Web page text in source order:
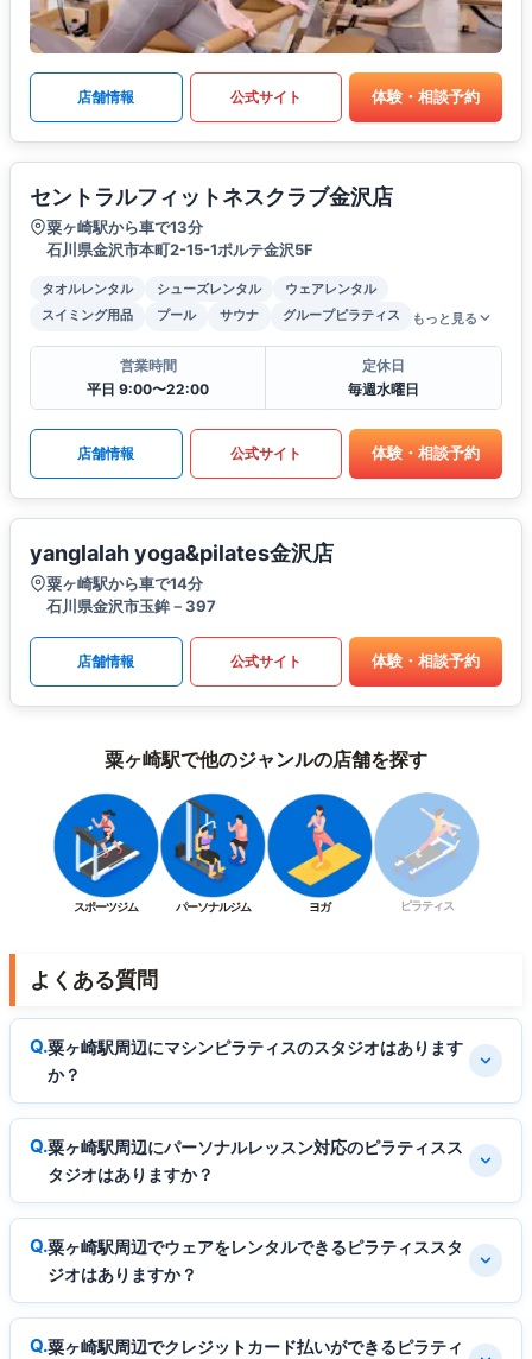
店舗情報 公式サイト 体験・相談予約
セントラルフィットネスクラブ金沢店
粟ヶ崎駅から車で13分
石川県金沢市本町2-15-1ポルテ金沢5F
タオルレンタル シューズレンタル
ウェアレンタル
スイミング用品
プール サウナ グループピラティス もっと見る
営業時間
平日 9:00〜22:00
定休日
毎週水曜日
店舗情報 公式サイト 体験・相談予約
yanglalah yoga&pilates金沢店
粟ヶ崎駅から車で14分
石川県金沢市玉鉾－397
店舗情報 公式サイト 体験・相談予約
粟ヶ崎駅で他のジャンルの店舗を探す
スポーツジム パーソナルジム ヨガ ピラティス
よくある質問
粟ヶ崎駅周辺にマシンピラティスのスタジオはあります
か？
粟ヶ崎駅周辺にパーソナルレッスン対応のピラティスス
タジオはありますか？
粟ヶ崎駅周辺でウェアをレンタルできるピラティススタ
ジオはありますか？
粟ヶ崎駅周辺でクレジットカード払いができるピラティ